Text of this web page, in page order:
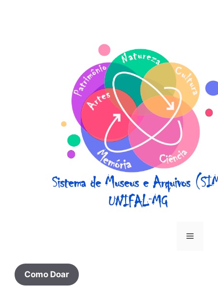
Como Doar